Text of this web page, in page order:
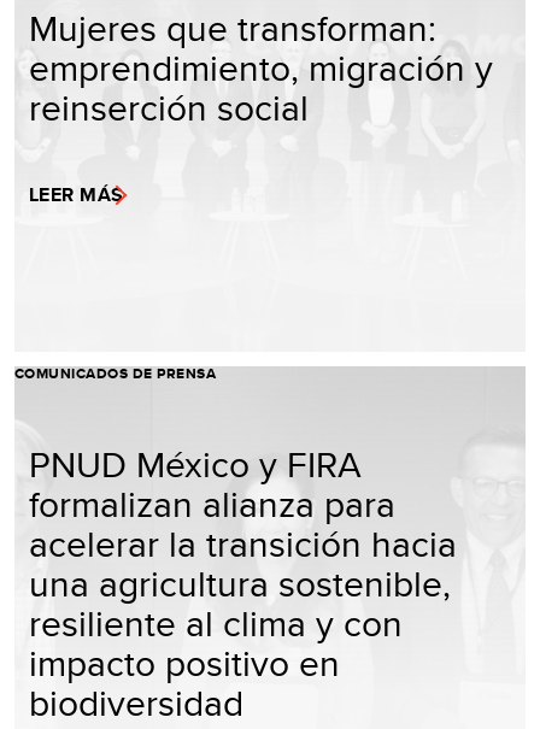
Mujeres que transforman:
emprendimiento, migración y
reinserción social
LEER MÁS
COMUNICADOS DE PRENSA
PNUD México y FIRA
formalizan alianza para
acelerar la transición hacia
una agricultura sostenible,
resiliente al clima y con
impacto positivo en
biodiversidad